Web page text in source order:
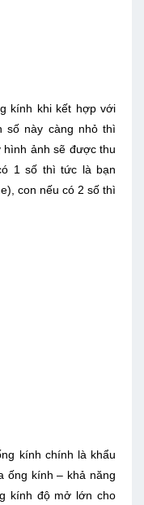
kính khi kết hợp với
số này càng nhỏ thì
hình ảnh sẽ được thu
1 số thì tức là bạn
con nếu có 2 số thì
kính chính là khẩu
ống kính – khả năng
kính độ mở lớn cho